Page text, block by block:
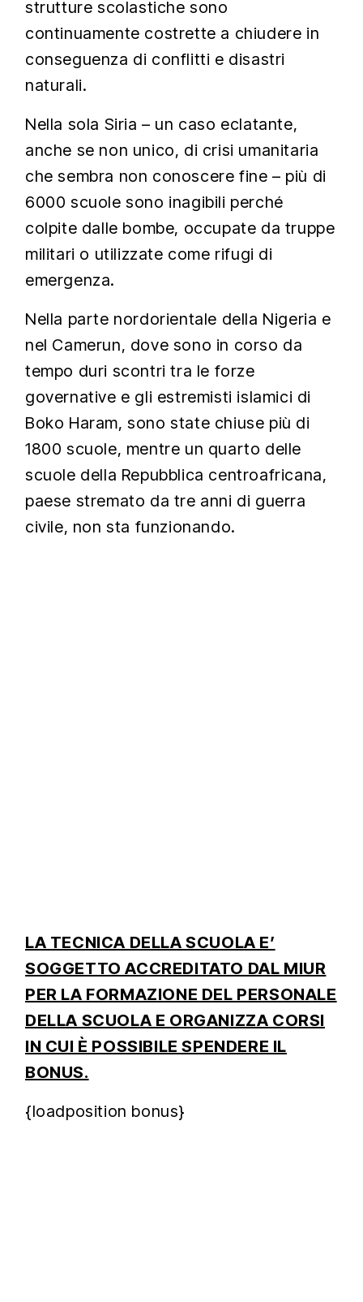
strutture scolastiche sono
continuamente costrette a chiudere in
conseguenza di conflitti e disastri
naturali.
Nella sola Siria – un caso eclatante,
anche se non unico, di crisi umanitaria
che sembra non conoscere fine – più di
6000 scuole sono inagibili perché
colpite dalle bombe, occupate da truppe
militari o utilizzate come rifugi di
emergenza.
Nella parte nordorientale della Nigeria e
nel Camerun, dove sono in corso da
tempo duri scontri tra le forze
governative e gli estremisti islamici di
Boko Haram, sono state chiuse più di
1800 scuole, mentre un quarto delle
scuole della Repubblica centroafricana,
paese stremato da tre anni di guerra
civile, non sta funzionando.
LA TECNICA DELLA SCUOLA E’
SOGGETTO ACCREDITATO DAL MIUR
PER LA FORMAZIONE DEL PERSONALE
DELLA SCUOLA E ORGANIZZA CORSI
IN CUI È POSSIBILE SPENDERE IL
BONUS.
{loadposition bonus}